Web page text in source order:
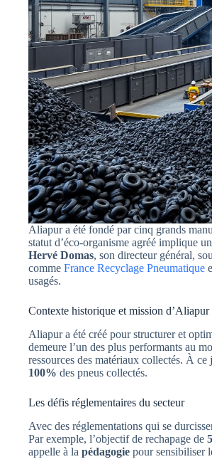
Aliapur a été fondé par cinq grands
statut d’éco-organisme agréé implique
Hervé Domas, son directeur général,
comme France Recyclage Pneumatique
usagés.
Contexte historique et mission d’Aliapur
Aliapur a été créé pour structurer et
demeure l’un des plus performants au
ressources des matériaux collectés. À
100% des pneus collectés.
Les défis réglementaires du secteur
Avec des réglementations qui se
Par exemple, l’objectif de rechapage de
appelle à la pédagogie pour sensibiliser